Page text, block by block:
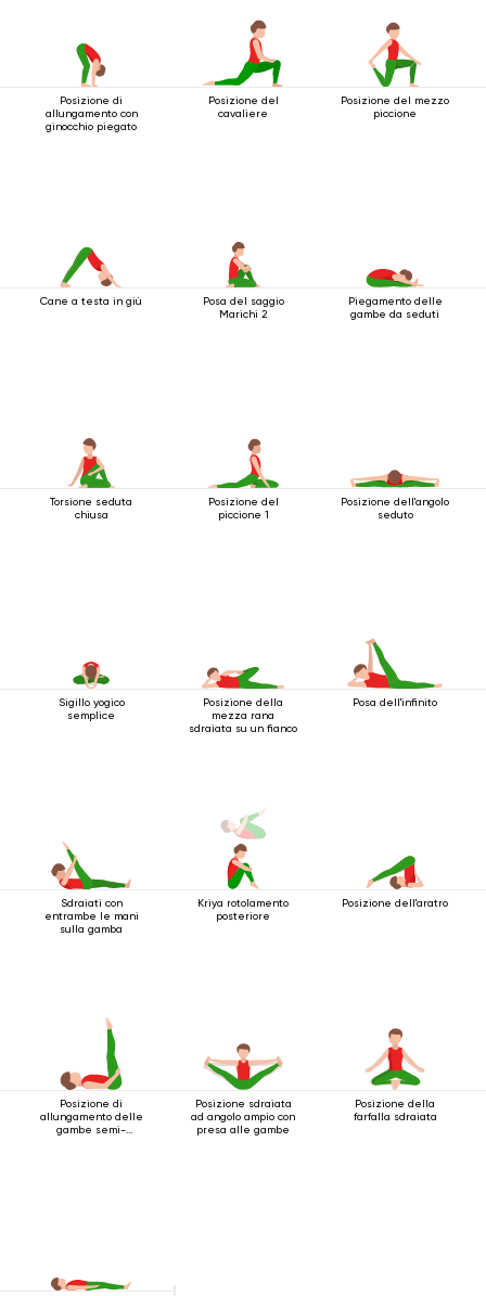
Posizione di
allungamento con
ginocchio piegato
Posizione del
cavaliere
Posizione del mezzo
piccione
Cane a testa in giù
Posa del saggio
Marichi 2
Piegamento delle
gambe da seduti
Torsione seduta
chiusa
Posizione del
piccione 1
Posizione dell'angolo
seduto
Sigillo yogico
semplice
Posizione della
mezza rana
sdraiata su un fianco
Posa dell'infinito
Sdraiati con
entrambe le mani
sulla gamba
Kriya rotolamento
posteriore
Posizione dell'aratro
Posizione di
allungamento delle
gambe semi-
Posizione sdraiata
ad angolo ampio con
presa alle gambe
Posizione della
farfalla sdraiata